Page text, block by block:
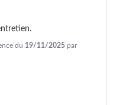
du 19/11/2025 par